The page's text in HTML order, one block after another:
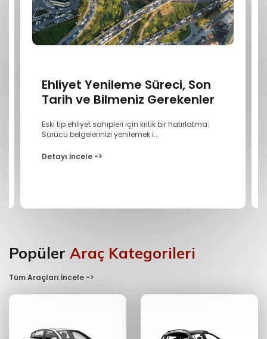
Ehliyet Yenileme Süreci, Son
Tarih ve Bilmeniz Gerekenler
Eski tip ehliyet sahipleri için kritik bir hatırlatma:
Sürücü belgelerinizi yenilemek i...
Detayı İncele ->
Popüler Araç Kategorileri
Tüm Araçları İncele ->